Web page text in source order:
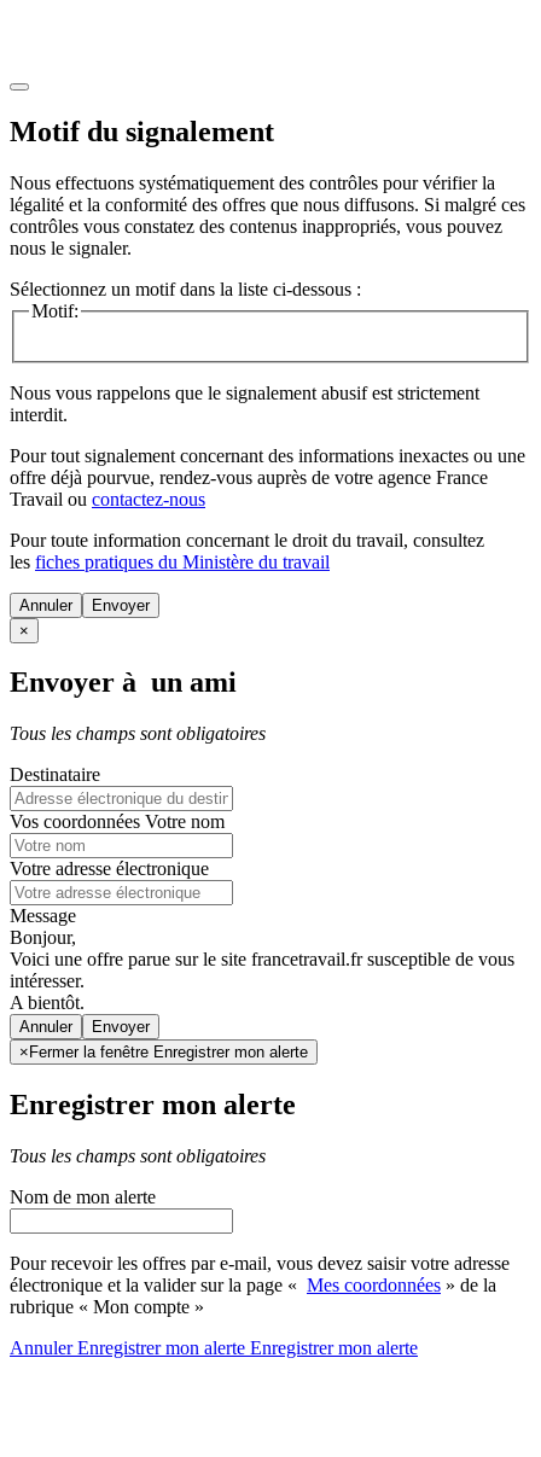
Motif du signalement
Nous effectuons systématiquement des contrôles pour vérifier la
légalité et la conformité des offres que nous diffusons. Si malgré ces
contrôles vous constatez des contenus inappropriés, vous pouvez
nous le signaler.
Sélectionnez un motif dans la liste ci-dessous :
Motif:
Nous vous rappelons que le signalement abusif est strictement
interdit.
Pour tout signalement concernant des informations inexactes ou une
offre déjà pourvue, rendez-vous auprès de votre agence France
Travail ou contactez-nous
Pour toute information concernant le droit du travail, consultez
les fiches pratiques du Ministère du travail
Annuler
×
Envoyer à un ami
Tous les champs sont obligatoires
Destinataire
Vos coordonnées Votre nom
Votre adresse électronique
Message
Bonjour,
Voici une offre parue sur le site francetravail.fr susceptible de vous
intéresser.
A bientôt.
Annuler
× Fermer la fenêtre Enregistrer mon alerte
Enregistrer mon alerte
Tous les champs sont obligatoires
Nom de mon alerte
Pour recevoir les offres par e-mail, vous devez saisir votre adresse
électronique et la valider sur la page « Mes coordonnées » de la
rubrique « Mon compte »
AnnulerEnregistrer mon alerte Enregistrermon alerte